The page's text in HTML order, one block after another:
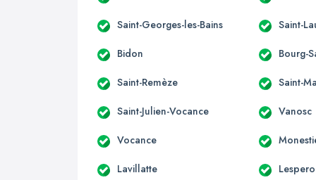
Saint-Georges-les-Bains Saint-
Bidon Bourg-
Saint-Remèze Saint-
Saint-Julien-Vocance Vanosc
Vocance
Lavillatte